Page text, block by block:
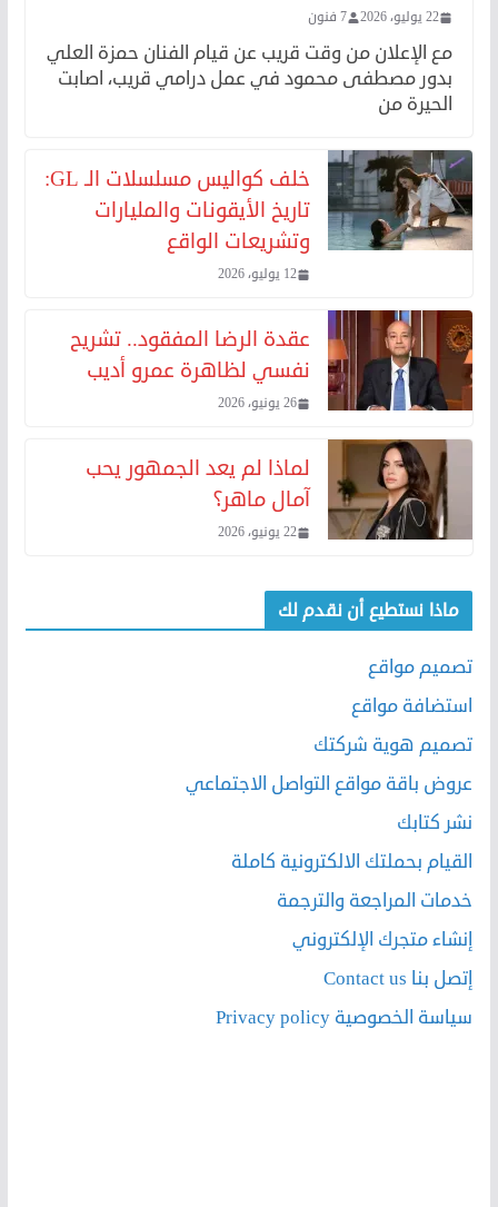
22 يوليو، 2026 7 فنون
مع الإعلان من وقت قريب عن قيام الفنان حمزة العلي
بدور مصطفى محمود في عمل درامي قريب، اصابت
الحيرة من
خلف كواليس مسلسلات الـ GL:
تاريخ الأيقونات والمليارات
وتشريعات الواقع
12 يوليو، 2026
عقدة الرضا المفقود.. تشريح
نفسي لظاهرة عمرو أديب
26 يونيو، 2026
لماذا لم يعد الجمهور يحب
آمال ماهر؟
22 يونيو، 2026
ماذا نستطيع أن نقدم لك
تصميم مواقع
استضافة مواقع
تصميم هوية شركتك
عروض باقة مواقع التواصل الاجتماعي
نشر كتابك
القيام بحملتك الالكترونية كاملة
خدمات المراجعة والترجمة
إنشاء متجرك الإلكتروني
إتصل بنا Contact us
سياسة الخصوصية Privacy policy